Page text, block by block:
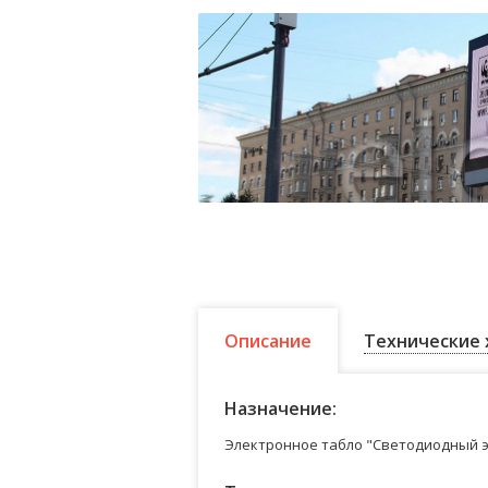
Описание Технические
Назначение:
Электронное табло "Светодиодный